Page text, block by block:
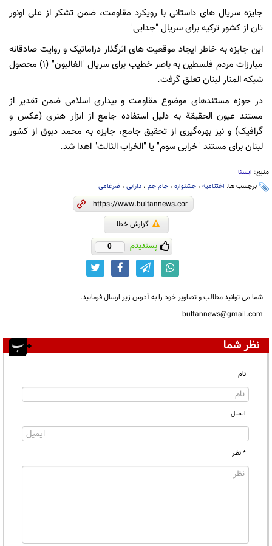
جایزه سریال های داستانی با رویکرد مقاومت، ضمن تشکر از علی اونور
تان از کشور ترکیه برای سریال "جدایی"
این جایزه به خاطر ایجاد موقعیت های اثرگذار دراماتیک و روایت صادقانه
مبارزات مردم فلسطین به باصر خطیب برای سریال "الغالبون" (1) محصول
شبکه المنار لبنان تعلق گرفت.
در حوزه مستندهای موضوع مقاومت و بیداری اسلامی ضمن تقدیر از
مستند عیون الحقیقة به دلیل استفاده جامع از ابزار هنری (عکس و
گرافیک) و نیز بهره‌گیری از تحقیق جامع، جایزه به محمد دبوق از کشور
لبنان برای مستند "خرابی سوم" یا "الخراب الثالث" اهدا شد.
منبع: ایسنا
برچسب ها: اختتامیه ، جشنواره ، جام جم ، دارابی ، ضرغامی
گزارش خطا
پسندیدم 0
شما می توانید مطالب و تصاویر خود را به آدرس زیر ارسال فرمایید.
bultannews@gmail.com
نظر شما
نام
ایمیل
* نظر